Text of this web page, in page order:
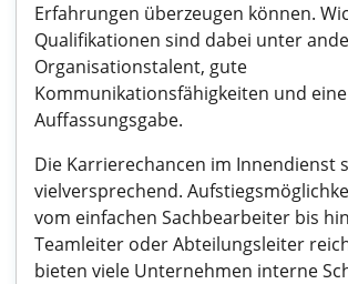
Erfahrungen überzeugen können.
Qualifikationen sind dabei unter
Organisationstalent, gute
Kommunikationsfähigkeiten und
Auffassungsgabe.
Die Karrierechancen im Innendienst
vielversprechend.
vom einfachen Sachbearbeiter bis
Teamleiter oder Abteilungsleiter
bieten viele Unternehmen interne